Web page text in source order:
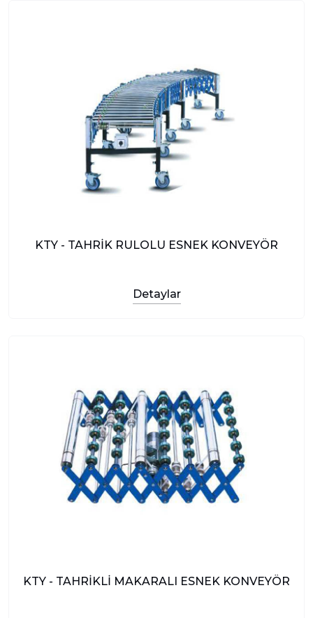
KTY - TAHRİK RULOLU ESNEK KONVEYÖR
Detaylar
KTY - TAHRİKLİ MAKARALI ESNEK KONVEYÖR